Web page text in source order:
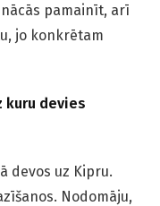
pamainīt, arī
jo konkrētam
kuru devies
devos uz Kipru.
Nodomāju,